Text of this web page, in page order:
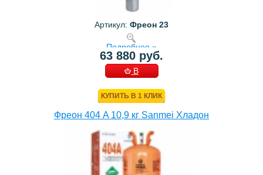
Артикул: Фреон 23
Подробнее »
63 880 руб.
В
КУПИТЬ В 1 КЛИК
Фреон 404 A 10,9 кг Sanmei Хладон